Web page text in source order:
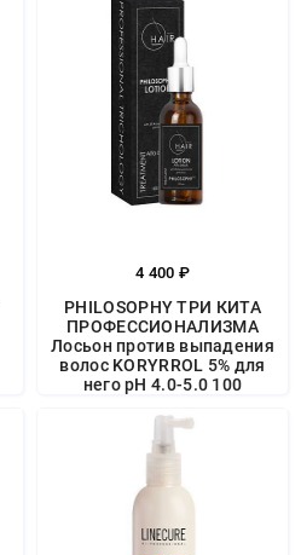
4 400 ₽
PHILOSOPHY ТРИ КИТА
ПРОФЕССИОНАЛИЗМА
Лосьон против выпадения
волос KORYRROL 5% для
него pH 4.0-5.0 100